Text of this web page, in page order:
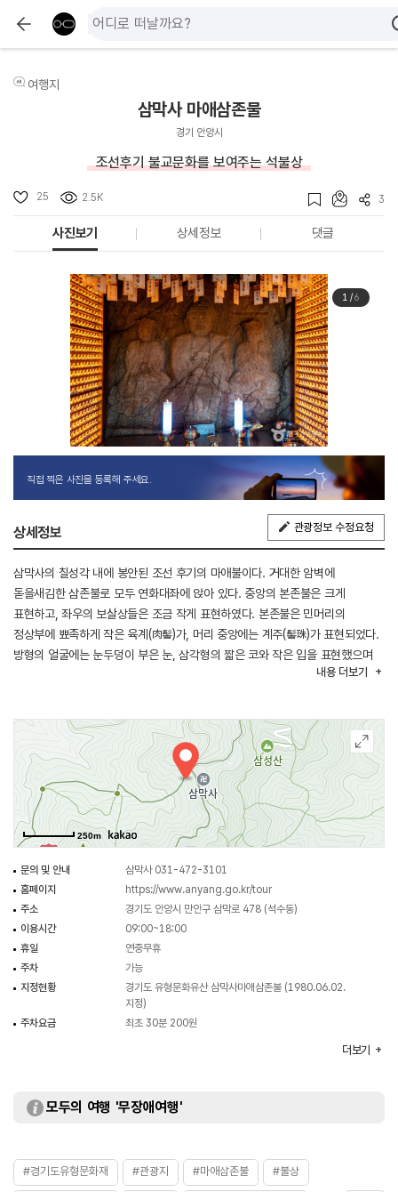
여행지
삼막사 마애삼존불
경기 안양시
조선후기 불교문화를 보여주는 석불상
25 2.5K 3
사진보기 상세정보 댓글
1/6
직접 찍은 사진을 등록해 주세요.
상세정보 관광정보 수정요청
삼막사의 칠성각 내에 봉안된 조선 후기의 마애불이다. 거대한 암벽에
돋을새김한 삼존불로 모두 연화대좌에 앉아 있다. 중앙의 본존불은 크게
표현하고, 좌우의 보살상들은 조금 작게 표현하였다. 본존불은 민머리의
정상부에 뾰족하게 작은 육계(肉髻)가, 머리 중앙에는 계주(髻珠)가 표현되었다.
방형의 얼굴에는 눈두덩이 부은 눈, 삼각형의 짧은 코와 작은 입을 표현했으며
희미한 미소를 띠고 있는 부드러운 인상의 불상이다. 양 어깨에는 두꺼운 법의
간결하면서 도식적으로 처리되었다.
배 앞에서 포갠 두 손에는 원형의 보주를 들고 있다. 좌우의 보살상은 머리에
해와 달이 표현된 관을 쓰고 두 손을 가슴에서 모아 합장을 하고 있다. 관의
표현으로 보아 일광보살과 월광보살로 추정된다. 법의를 입은 방식과 옷자락이
늘어지면서 형성하는 주름 모양은 본존불과 유사하다. 본존불은 일광과
월광보살의 가운데 앉아 보주를 들고 있으므로 조선후기에 유행한 치성광여래일
가능성도 있다. 불상의 하단에는 명문이 새겨져 있어 1763년(영조 39)이라는
법의에 양감이 감소된 신체 등 18세기 후반 마애불의 특징을 알 수 있게 하는
중요한 작품이다. 또한 치성광여래마애불의 귀중한 예로서 조선 후기 미술사
연구를 위한 중요한 자료이다.
(출처 : 국가유산청)
내용 더보기
250m
문의 및 안내
삼막사 031-472-3101
홈페이지
https://www.anyang.go.kr/tour
주소
경기도 안양시 만안구 삼막로 478 (석수동)
이용시간
09:00~18:00
휴일
연중무휴
주차
가능
지정현황
경기도 유형문화유산 삼막사마애삼존불 (1980.06.02.
지정)
주차요금
최초 30분 200원
더보기
모두의 여행 '무장애여행'
#경기도유형문화재 #관광지 #마애삼존불 #불상